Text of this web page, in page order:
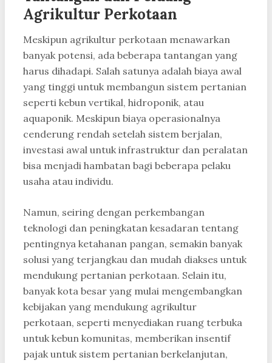
Agrikultur Perkotaan
Meskipun agrikultur perkotaan menawarkan
banyak potensi, ada beberapa tantangan yang
harus dihadapi. Salah satunya adalah biaya awal
yang tinggi untuk membangun sistem pertanian
seperti kebun vertikal, hidroponik, atau
aquaponik. Meskipun biaya operasionalnya
cenderung rendah setelah sistem berjalan,
investasi awal untuk infrastruktur dan peralatan
bisa menjadi hambatan bagi beberapa pelaku
usaha atau individu.
Namun, seiring dengan perkembangan
teknologi dan peningkatan kesadaran tentang
pentingnya ketahanan pangan, semakin banyak
solusi yang terjangkau dan mudah diakses untuk
mendukung pertanian perkotaan. Selain itu,
banyak kota besar yang mulai mengembangkan
kebijakan yang mendukung agrikultur
perkotaan, seperti menyediakan ruang terbuka
untuk kebun komunitas, memberikan insentif
pajak untuk sistem pertanian berkelanjutan,